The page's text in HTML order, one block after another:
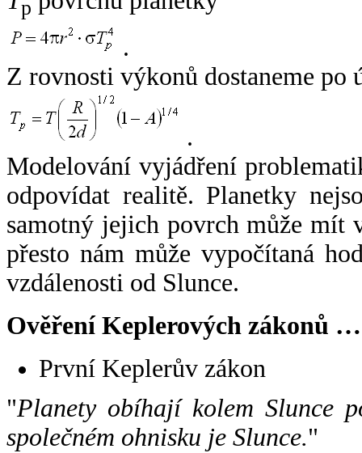
p
.
Z rovnosti výkonů dostaneme po
.
Modelování vyjádření
odpovídat realitě. Planetky
samotný jejich povrch může mít
přesto nám může vypočítaná
vzdálenosti od Slunce.
Ověření Keplerových zákonů …
První Keplerův zákon
"Planety obíhají kolem Slunce
společném ohnisku je Slunce."